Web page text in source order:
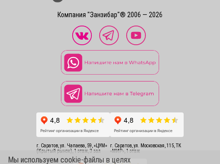
Компания "Занзибар"® 2006 — 2026
г. Саратов, ул. Чапаева, 59, «ЦУМ»
(Крытый рынок), 1 этаж, 3 зал
г. Саратов, ул. Московская, 115, ТК
«МИР», 1 этаж
Мы используем cookie-файлы в целях